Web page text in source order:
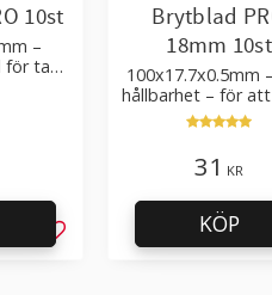
10st
–
tak-,
Lägg till i favoriter
Brytblad
18mm 10st
100x17.7x0.5mm
hållbarhet – för att
kartong, tapet
golvmaterial
31 KR
KÖP